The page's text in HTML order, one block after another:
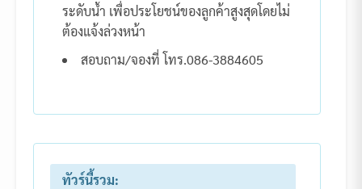
ระดับน้ำ เพื่อประโยชน์ของลูกค้าสูงสุดโดยไม่
ต้องแจ้งล่วงหน้า
สอบถาม/จองที่ โทร.086-3884605
ทัวร์นี้รวม: